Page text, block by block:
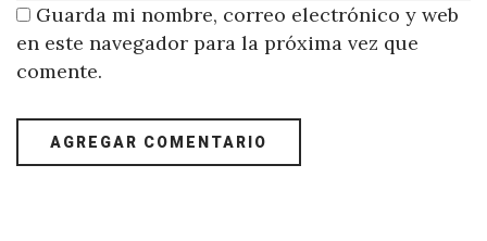
Guarda mi nombre, correo electrónico y web
en este navegador para la próxima vez que
comente.